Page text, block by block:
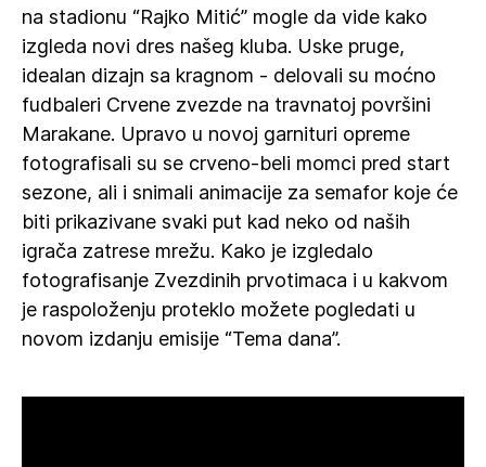
na stadionu “Rajko Mitić” mogle da vide kako
izgleda novi dres našeg kluba. Uske pruge,
idealan dizajn sa kragnom - delovali su moćno
fudbaleri Crvene zvezde na travnatoj površini
Marakane. Upravo u novoj garnituri opreme
fotografisali su se crveno-beli momci pred start
sezone, ali i snimali animacije za semafor koje će
biti prikazivane svaki put kad neko od naših
igrača zatrese mrežu. Kako je izgledalo
fotografisanje Zvezdinih prvotimaca i u kakvom
je raspoloženju proteklo možete pogledati u
novom izdanju emisije “Tema dana”.